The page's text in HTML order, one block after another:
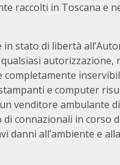
raccolti in Toscana e
stato di libertà
e computer
venditore ambulante
connazionali in corso
danni all’ambiente e